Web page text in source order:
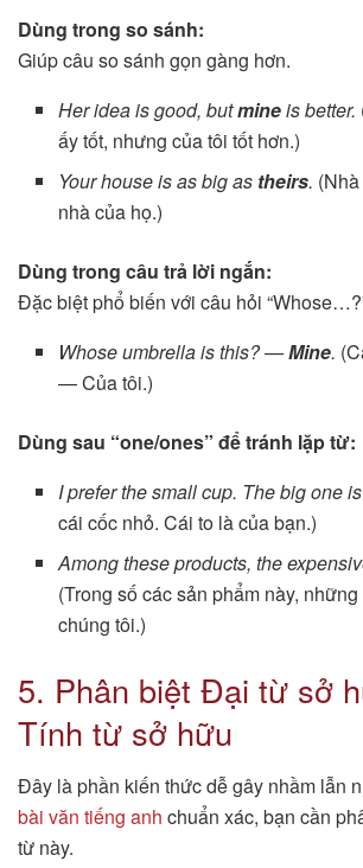
Dùng trong so sánh:
Giúp câu so sánh gọn gàng hơn.
Her idea is good, butmineis better.
ấy tốt, nhưng của tôi tốt hơn.)
Your house is as big as theirs.
nhà của họ.)
Dùng trong câu trả lời ngắn:
Đặc biệt phổ biến với câu hỏi
Whose umbrella is this? —Mine.
— Của tôi.)
Dùng sau “one/ones” để tránh lặp từ:
I prefer the small cup. The big one is
cái cốc nhỏ. Cái to là của bạn.)
Among these products, the
(Trong số các sản phẩm này,
chúng tôi.)
5. Phân biệt Đại từ sở
Tính từ sở hữu
Đây là phần kiến thức dễ gây nhầm lẫn
bài văn tiếng anh chuẩn xác, bạn cần
từ này.